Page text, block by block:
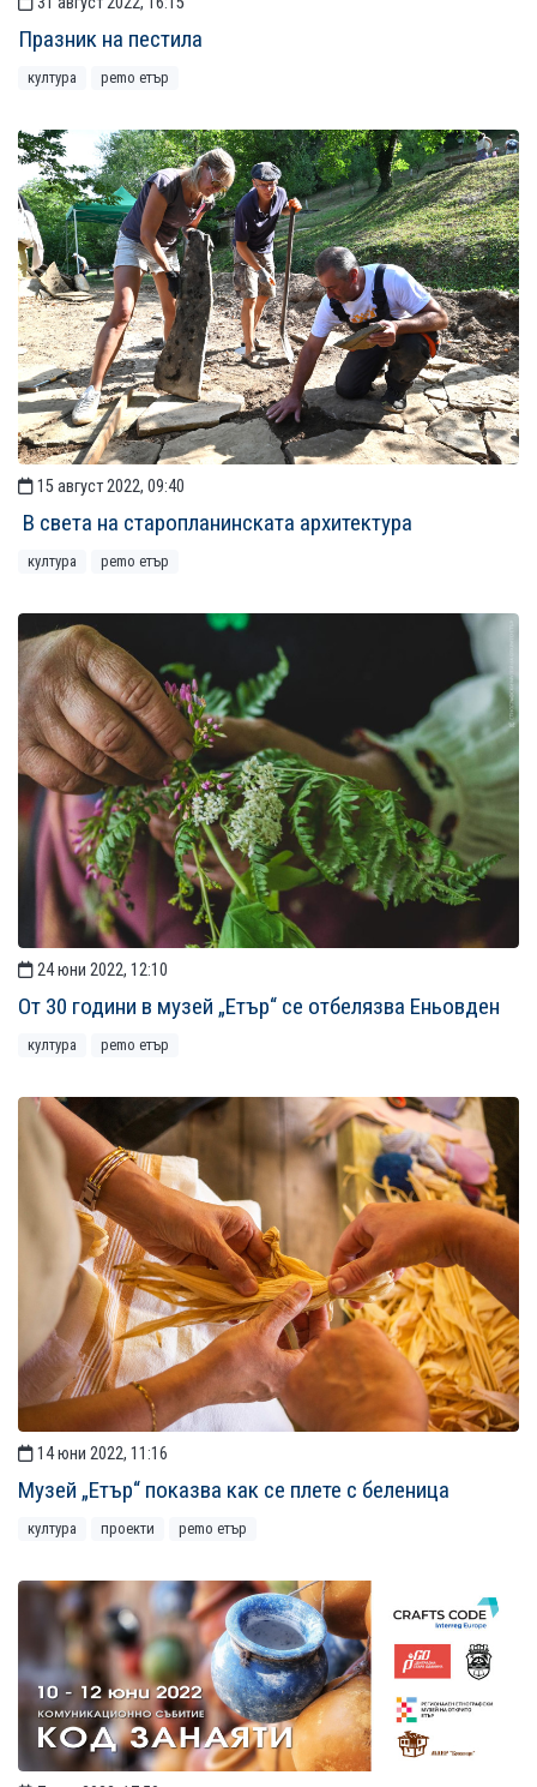
Празник на пестила
култура рemo етър
15 август 2022, 09:40
В света на старопланинската архитектура
култура рemo етър
24 юни 2022, 12:10
От 30 години в музей „Етър“ се отбелязва Еньовден
култура рemo етър
14 юни 2022, 11:16
Музей „Етър“ показва как се плете с беленица
култура проекти рemo етър